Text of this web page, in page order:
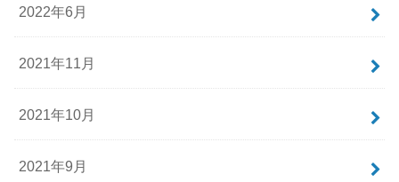
2022年6月
2021年11月
2021年10月
2021年9月